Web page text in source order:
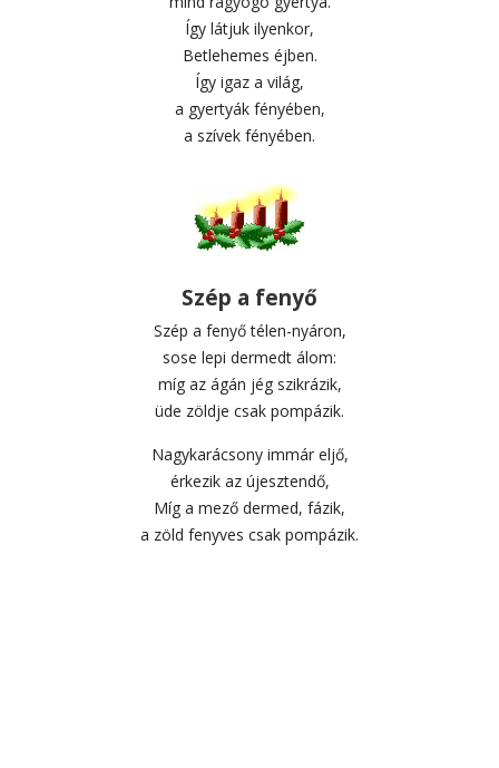
Így látjuk ilyenkor,
Betlehemes éjben.
Így igaz a világ,
a gyertyák fényében,
a szívek fényében.
Szép a fenyő
Szép a fenyő télen-nyáron,
sose lepi dermedt álom:
míg az ágán jég szikrázik,
üde zöldje csak pompázik.
Nagykarácsony immár eljő,
érkezik az újesztendő,
Míg a mező dermed, fázik,
a zöld fenyves csak pompázik.